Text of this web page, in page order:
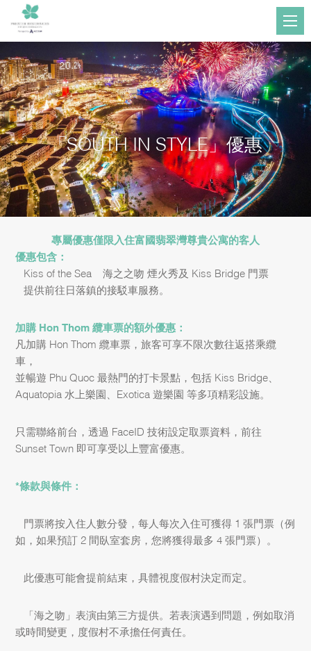
「SOUTH IN STYLE」優惠
專屬優惠僅限入住富國翡翠灣尊貴公寓的客人
優惠包含：
– Kiss of the Sea – 海之之吻 煙火秀及 Kiss Bridge 門票
– 提供前往日落鎮的接駁車服務。
加購 Hon Thom 纜車票的額外優惠：
凡加購 Hon Thom 纜車票，旅客可享不限次數往返搭乘纜
車，
並暢遊 Phu Quoc 最熱門的打卡景點，包括 Kiss Bridge、
Aquatopia 水上樂園、Exotica 遊樂園 等多項精彩設施。
只需聯絡前台，透過 FaceID 技術設定取票資料，前往
Sunset Town 即可享受以上豐富優惠。
*條款與條件：
– 門票將按入住人數分發，每人每次入住可獲得 1 張門票（例
如，如果預訂 2 間臥室套房，您將獲得最多 4 張門票）。
– 此優惠可能會提前結束，具體視度假村決定而定。
– 「海之吻」表演由第三方提供。若表演遇到問題，例如取消
或時間變更，度假村不承擔任何責任。